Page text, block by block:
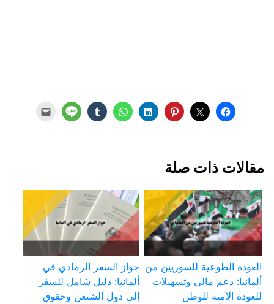
مقالات ذات صلة
العودة الطوعية للسوريين من
ألمانيا: دعم مالي وتسهيلات
للعودة الآمنة للوطن
جواز السفر الرمادي في
ألمانيا: دليل شامل للسفر
إلى دول الشنغن وحقوق